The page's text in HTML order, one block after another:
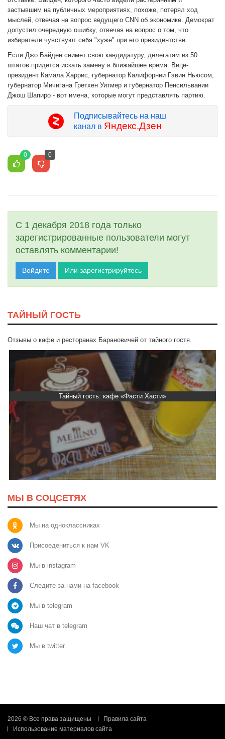
застывшим на публичных мероприятиях, похоже, потерял ход
мыслей, отвечая на вопрос ведущего CNN об экономике. Демократ
допустил очередную ошибку, отвечая на вопрос о том, что
избиратели чувствуют себя "хуже" при его президентстве.
Если Джо Байден снимет свою кандидатуру, делегатам из 50
штатов придется искать замену в ближайшее время. Вице-
президент Камала Харрис, губернатор Калифорнии Гэвин Ньюсом,
губернатор Мичигана Гретхен Уитмер и губернатор Пенсильвании
Джош Шапиро - вот имена, которые могут представлять партию.
Подписывайтесь на наш
канал в Яндекс.Дзен
0 0
С 1 декабря 2018 года только
зарегистрированные пользователи могут
оставлять комментарии!
Войдите Или зарегистрируйтесь
ТАЙНЫЙ ГОСТЬ
Отзывы о кафе и ресторанах Барановичей от тайного гостя.
Тайный гость: кафе «Фасти Хасти»
МЫ В СОЦСЕТЯХ
Мы на одноклассниках
Присоедениться к нам VK
Мы в instagram
Следите за нами на facebook
Мы в telegram
Наш чат в telegram
Мы в twitter
2026 © Все права защищены
Правила сайта
Использование материалов сайта